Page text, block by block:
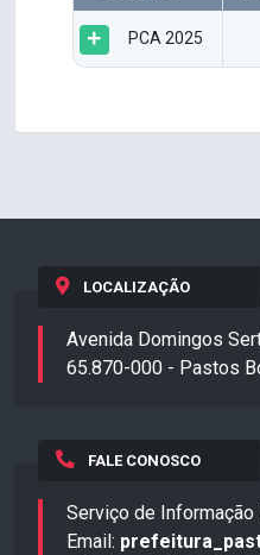
PCA 2025
LOCALIZAÇÃO
Avenida Domingos
65.870-000 - Pastos
FALE CONOSCO
Serviço de Informação
Email: